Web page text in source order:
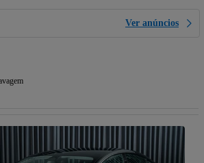
Ver anúncios